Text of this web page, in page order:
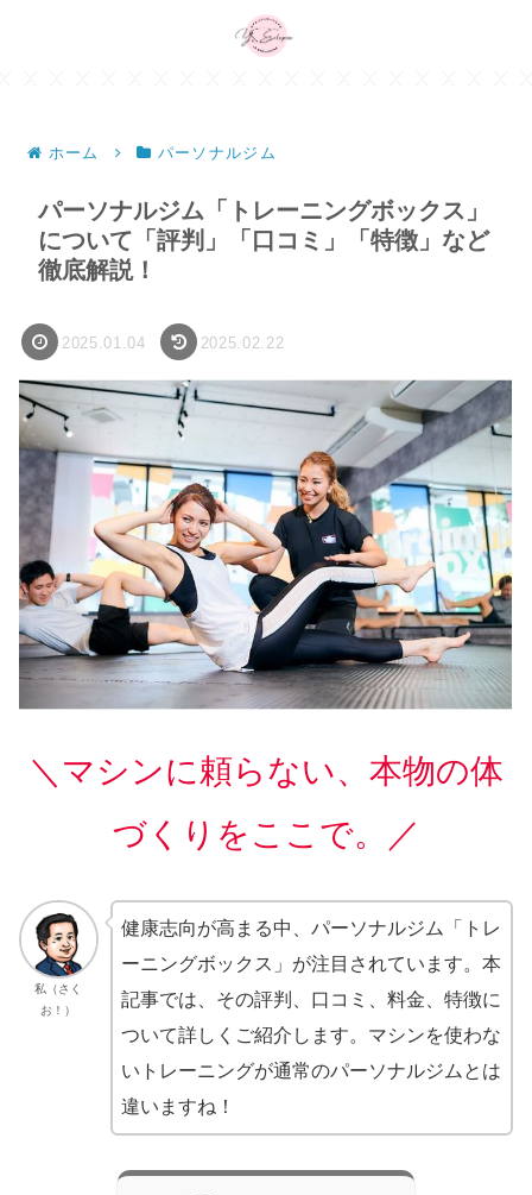
ホーム パーソナルジム
パーソナルジム「トレーニングボックス」
について「評判」「口コミ」「特徴」など
徹底解説！
2025.01.04 2025.02.22
＼マシンに頼らない、本物の体
づくりをここで。／
私（さく
お！）
健康志向が高まる中、パーソナルジム「トレ
ーニングボックス」が注目されています。本
記事では、その評判、口コミ、料金、特徴に
ついて詳しくご紹介します。マシンを使わな
いトレーニングが通常のパーソナルジムとは
違いますね！